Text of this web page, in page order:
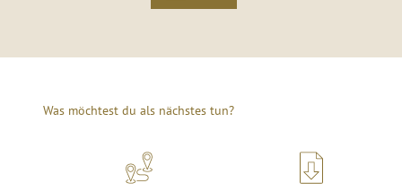
Was möchtest du als nächstes tun?